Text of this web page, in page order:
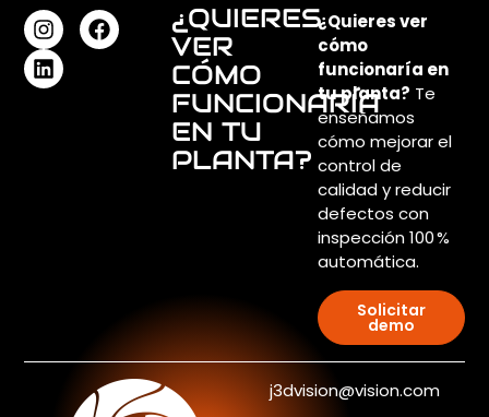
¿QUIERES
VER
CÓMO
FUNCIONARÍA
EN TU
PLANTA?
¿Quieres ver
cómo
funcionaría en
tu planta? Te
enseñamos
cómo mejorar el
control de
calidad y reducir
defectos con
inspección 100 %
automática.
Solicitar
demo
j3dvision@vision.com